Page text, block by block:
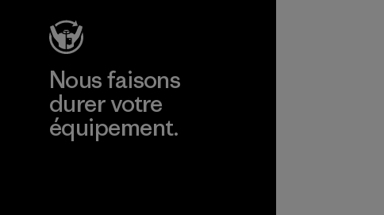
Nous faisons
durer votre
équipement.